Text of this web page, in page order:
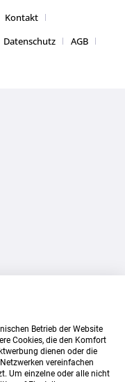
Kontakt
Datenschutz
AGB
Betrieb der Website
Cookies, die den Komfort
dienen oder die
vereinfachen
Um einzelne oder alle nicht